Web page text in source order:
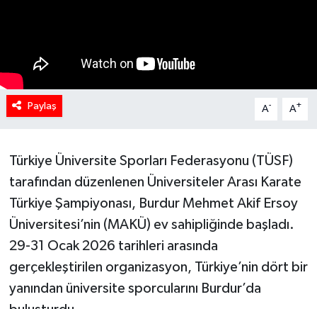
Paylaş A- A+
Türkiye Üniversite Sporları Federasyonu (TÜSF)
tarafından düzenlenen Üniversiteler Arası Karate
Türkiye Şampiyonası, Burdur Mehmet Akif Ersoy
Üniversitesi’nin (MAKÜ) ev sahipliğinde başladı.
29-31 Ocak 2026 tarihleri arasında
gerçekleştirilen organizasyon, Türkiye’nin dört bir
yanından üniversite sporcularını Burdur’da